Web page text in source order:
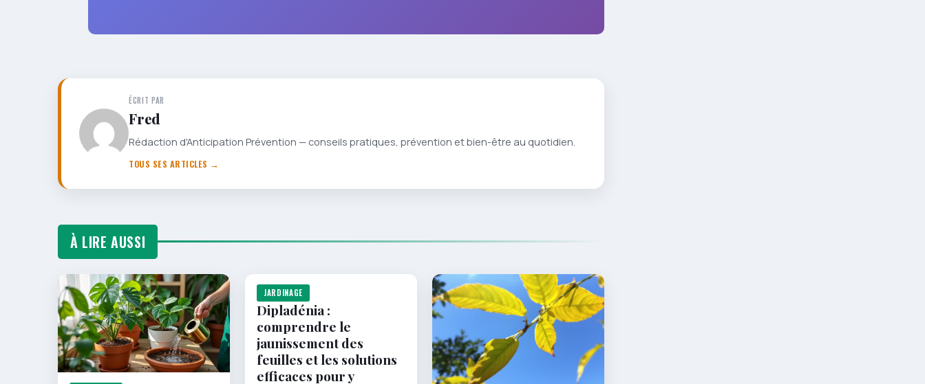
ÉCRIT PAR
Fred
Rédaction d'Anticipation Prévention — conseils pratiques, prévention et bien-être au quotidien.
TOUS SES ARTICLES →
À LIRE AUSSI
JARDINAGE
Dipladénia :
comprendre le
jaunissement des
feuilles et les solutions
efficaces pour y